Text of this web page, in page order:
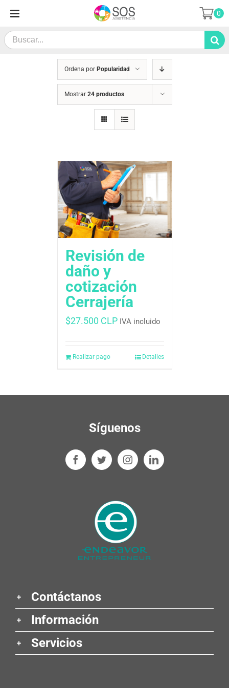
contenido
Search
for:
0
Ordena por Popularidad
Mostrar 24 productos
Revisión de
daño y
cotización
Cerrajería
$27.500 CLP IVA incluido
Realizar pago Detalles
Síguenos
Contáctanos
Información
Servicios